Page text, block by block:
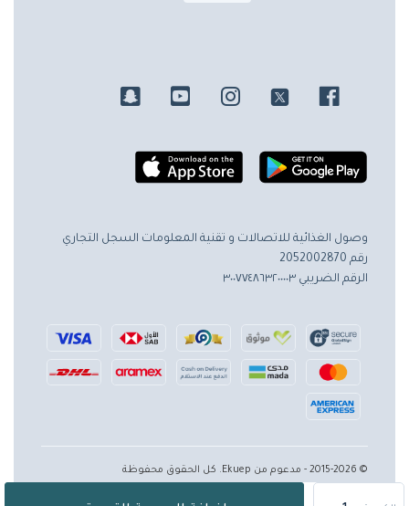
وصول الغذائية للاتصالات و تقنية المعلومات السجل التجاري
رقم 2052002870
الرقم الضريبي ٣٠٠٧٧٤٨٦٣٢٠٠٠٠٣
© 2015-2026 - مدعوم من Ekuep. كل الحقوق محفوظة